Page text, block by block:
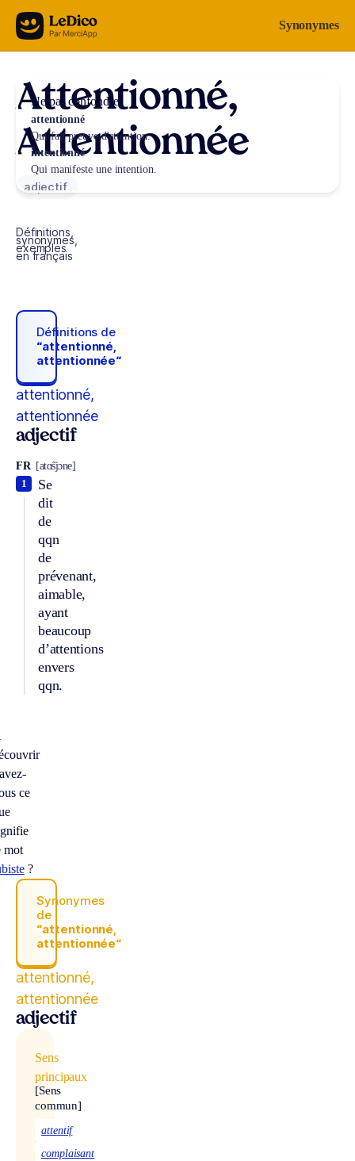
Aller au contenu Synonymes
Attentionné,
Attentionnée
adjectif
Définitions,
synonymes,
exemples
en français
Définitions de
“attentionné,
attentionnée“
attentionné,
attentionnée
adjectif
FR [atɑ̃sjɔne]
Se
dit
de
qqn
de
prévenant,
aimable,
ayant
beaucoup
d’attentions
envers
qqn.
1
ce
mot
?
Synonymes
de
“attentionné,
attentionnée“
attentionné,
attentionnée
adjectif
Sens
principaux
[Sens
commun]
attentif
complaisant
Ne pas confondre
attentionné
Qui fait preuve d'attention.
intentionné
Qui manifeste une intention.